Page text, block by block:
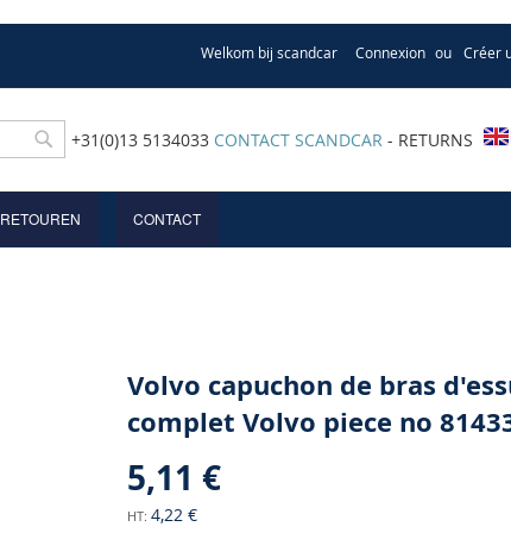
Welkom bij scandcar Connexion Créer
+31(0)13 5134033 CONTACT SCANDCAR - RETURNS
RETOUREN CONTACT
Volvo capuchon de bras
complet Volvo piece no
5,11 €
4,22 €